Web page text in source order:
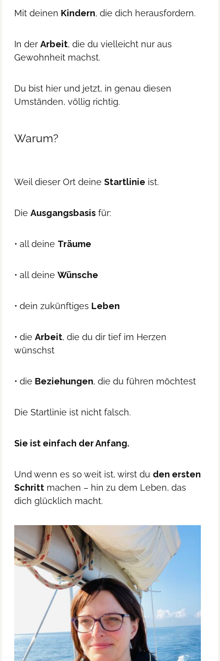
Mit deinen Kindern, die dich herausfordern.
In derArbeit, die du vielleicht nur aus
Gewohnheit machst.
Du bist hier und jetzt, in genau diesen
Umständen, völlig richtig.
Warum?
Weil dieser Ort deineStartlinie ist.
DieAusgangsbasis für:
• all deine Träume
• all deineWünsche
• dein zukünftiges Leben
• dieArbeit, die du dir tief im Herzen
wünschst
• die Beziehungen, die du führen möchtest
Die Startlinie ist nicht falsch.
Sie ist einfach der Anfang.
Und wenn es so weit ist, wirst du den ersten
Schritt machen – hin zu dem Leben, das
dich glücklich macht.